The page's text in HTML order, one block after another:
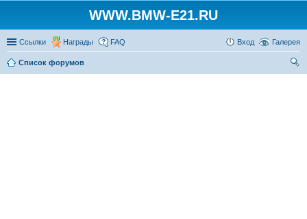
WWW.BMW-E21.RU
Ссылки Награды Галерея
FAQ Вход
Список форумов